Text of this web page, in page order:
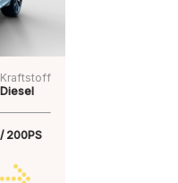
Kraftstoff
Diesel
200PS